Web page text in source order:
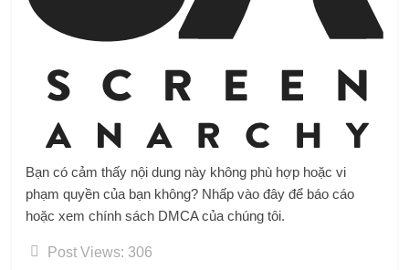
Bạn có cảm thấy nội dung này không phù hợp hoặc vi
phạm quyền của bạn không? Nhấp vào đây để báo cáo
hoặc xem chính sách DMCA của chúng tôi.
Post Views: 306